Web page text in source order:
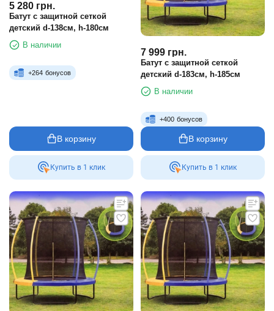
5 280 грн.
Батут с защитной сеткой
детский d-138см, h-180см
В наличии
+264 бонусов
В корзину
Купить в 1 клик
7 999 грн.
Батут с защитной сеткой
детский d-183см, h-185см
В наличии
+400 бонусов
В корзину
Купить в 1 клик